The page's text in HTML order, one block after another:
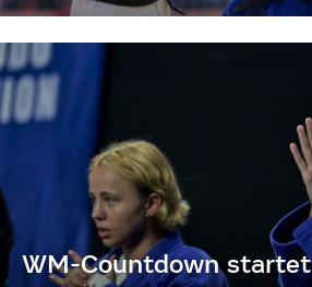
WM-Countdown startet